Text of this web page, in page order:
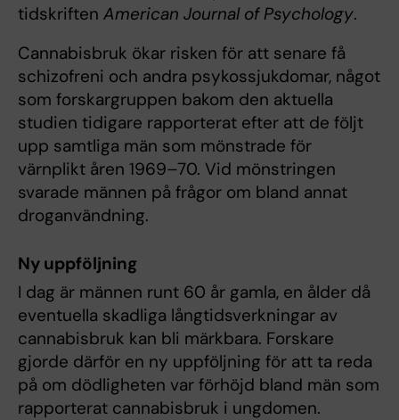
tidskriften American Journal of Psychology.
Cannabisbruk ökar risken för att senare få
schizofreni och andra psykossjukdomar, något
som forskargruppen bakom den aktuella
studien tidigare rapporterat efter att de följt
upp samtliga män som mönstrade för
värnplikt åren 1969–70. Vid mönstringen
svarade männen på frågor om bland annat
droganvändning.
Ny uppföljning
I dag är männen runt 60 år gamla, en ålder då
eventuella skadliga långtidsverkningar av
cannabisbruk kan bli märkbara. Forskare
gjorde därför en ny uppföljning för att ta reda
på om dödligheten var förhöjd bland män som
rapporterat cannabisbruk i ungdomen.